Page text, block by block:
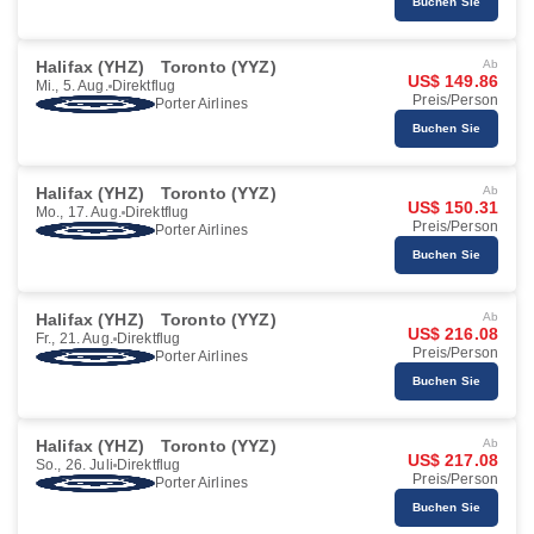
Halifax (YHZ) Toronto (YYZ)
Mi., 5. Aug. Direktflug
Porter Airlines
Ab
US$ 149.86
Preis/Person
Buchen Sie
Halifax (YHZ) Toronto (YYZ)
Mo., 17. Aug. Direktflug
Porter Airlines
Ab
US$ 150.31
Preis/Person
Buchen Sie
Halifax (YHZ) Toronto (YYZ)
Fr., 21. Aug. Direktflug
Porter Airlines
Ab
US$ 216.08
Preis/Person
Buchen Sie
Halifax (YHZ) Toronto (YYZ)
So., 26. Juli Direktflug
Porter Airlines
Ab
US$ 217.08
Preis/Person
Buchen Sie